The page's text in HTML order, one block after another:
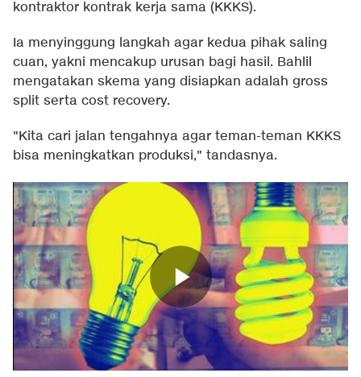
kontraktor kontrak kerja sama (KKKS).
Ia menyinggung langkah agar kedua pihak saling
cuan, yakni mencakup urusan bagi hasil. Bahlil
mengatakan skema yang disiapkan adalah gross
split serta cost recovery.
"Kita cari jalan tengahnya agar teman-teman KKKS
bisa meningkatkan produksi," tandasnya.